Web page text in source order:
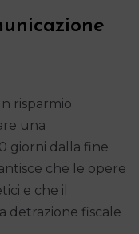
risparmio
una
giorni dalla fine
che le opere
e che il
detrazione fiscale